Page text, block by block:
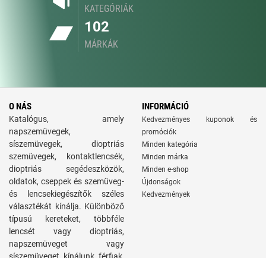
KATEGÓRIÁK
102
MÁRKÁK
O NÁS
Katalógus, amely
napszemüvegek,
síszemüvegek, dioptriás
szemüvegek, kontaktlencsék,
dioptriás segédeszközök,
oldatok, cseppek és szemüveg-
és lencsekiegészítők széles
választékát kínálja. Különböző
típusú kereteket, többféle
lencsét vagy dioptriás,
napszemüveget vagy
INFORMÁCIÓ
Kedvezményes kuponok és
promóciók
Minden kategória
Minden márka
Minden e-shop
Újdonságok
Kedvezmények